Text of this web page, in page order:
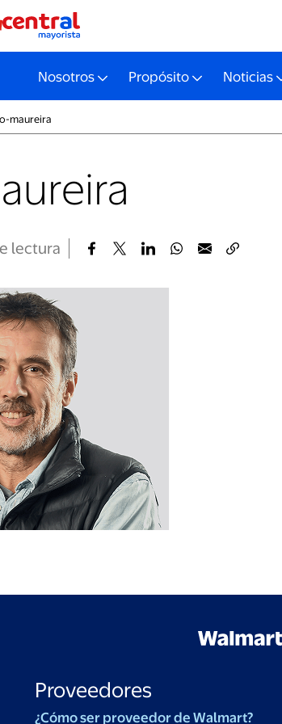
Nosotros Propósito Noticias
maureira
lectura
Proveedores
¿Cómo ser proveedor de Walmart?